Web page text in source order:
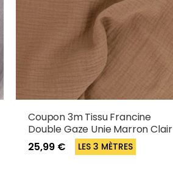
Coupon 3m Tissu Francine
Double Gaze Unie Marron Clair
25,99 €
LES 3 MÈTRES